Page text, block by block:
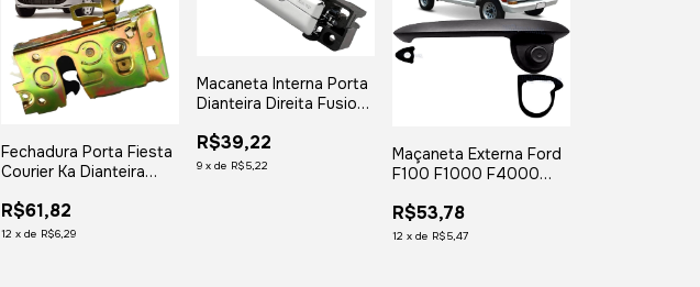
Fechadura Porta Fiesta
Courier Ka Dianteira
R$61,82
12 xde R$6,29
Macaneta Interna Porta
Dianteira Direita Fusion
2009 2010 2011 2012
R$39,22
9 xde R$5,22
Maçaneta Externa Ford
F100 F1000 F4000
R$53,78
12 xde R$5,47